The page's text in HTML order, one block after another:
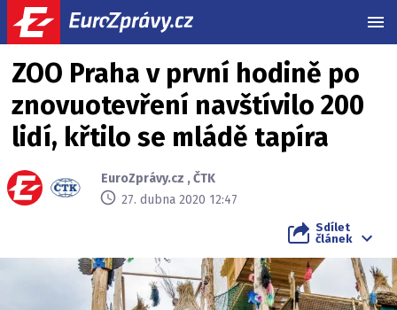
ZOO Praha v první hodině po
znovuotevření navštívilo 200
lidí, křtilo se mládě tapíra
EuroZprávy.cz ,ČTK
27. dubna 2020 12:47
Sdílet
článek